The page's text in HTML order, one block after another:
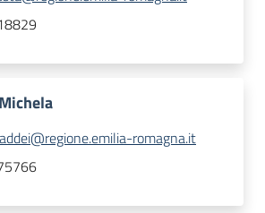
romagna.it